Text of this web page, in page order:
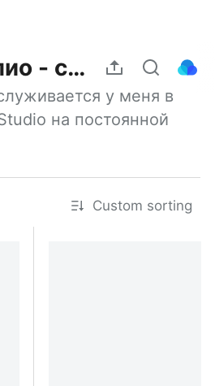
Портфолио - сайты - Александра Довжик Webport.Studio
у меня в
на постоянной
Custom sorting